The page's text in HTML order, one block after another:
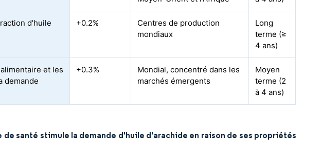
d'huile
+0.2%
Centres de production
mondiaux
Long
terme (≥
4 ans)
et les
demande
+0.3%
Mondial, concentré dans les
marchés émergents
Moyen
terme (2
à 4 ans)
santé stimule la demande d'huile d'arachide en raison de ses propriétés